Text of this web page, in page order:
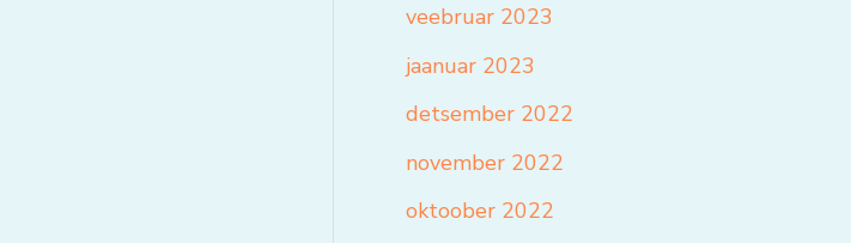
veebruar 2023
jaanuar 2023
detsember 2022
november 2022
oktoober 2022